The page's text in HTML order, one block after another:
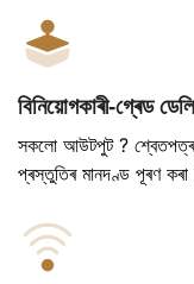
বিনিয়োগকাৰী-গ্ৰেড
সকলো আউটপুট ?
প্ৰস্তুতিৰ মানদণ্ড পূৰণ